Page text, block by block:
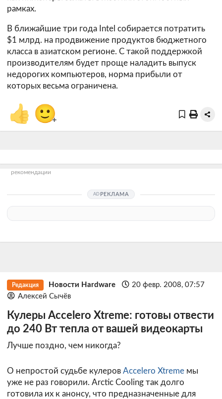
рамках.
В ближайшие три года Intel собирается потратить
$1 млрд. на продвижение продуктов бюджетного
класса в азиатском регионе. С такой поддержкой
производителям будет проще наладить выпуск
недорогих компьютеров, норма прибыли от
которых весьма ограничена.
👍 🙂
+
рекомендации
РЕКЛАМА
Редакция Новости Hardware
20 февр. 2008, 07:57
Алексей Сычёв
Кулеры Accelero Xtreme: готовы отвести
до 240 Вт тепла от вашей видеокарты
Лучше поздно, чем никогда?
О непростой судьбе кулеров Accelero Xtreme мы
уже не раз говорили. Arctic Cooling так долго
готовила их к анонсу, что предназначенные для